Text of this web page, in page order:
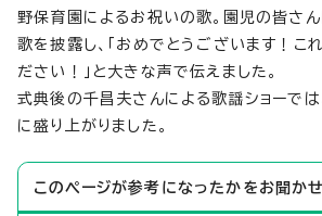
野保育園によるお祝いの歌。園児の皆さ
歌を披露し、「おめでとうございます！こ
ださい！」と大きな声で伝えました。
式典後の千昌夫さんによる歌謡ショーでは
に盛り上がりました。
このページが参考になったかをお聞かせ